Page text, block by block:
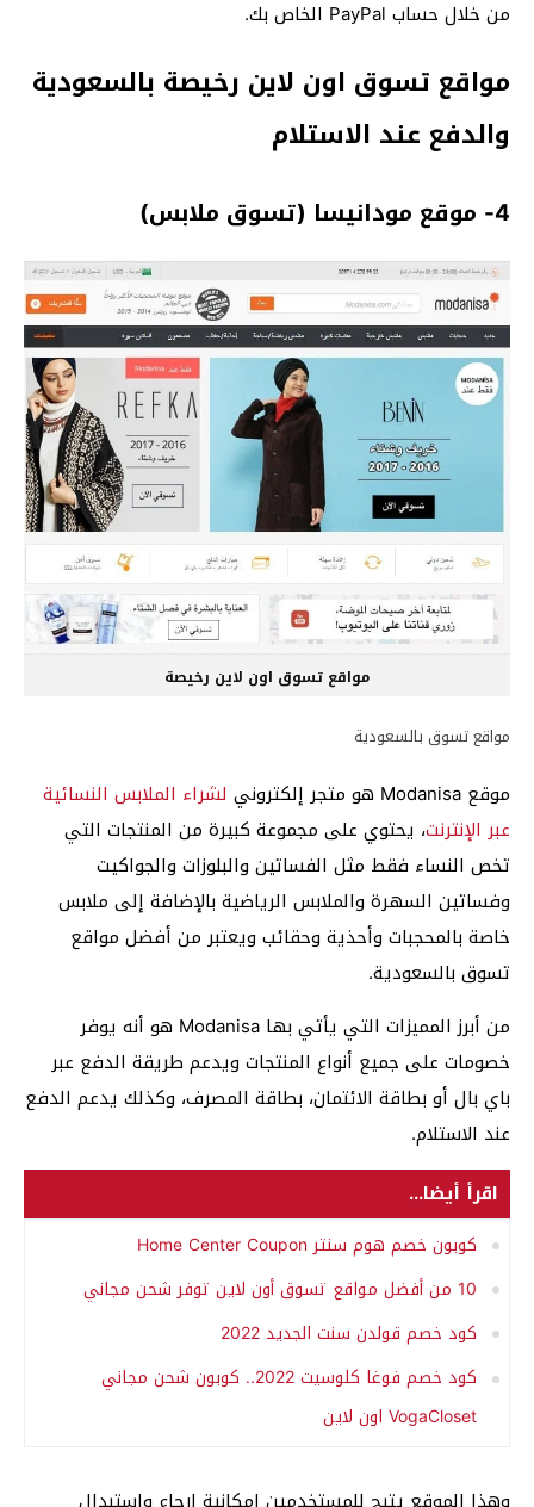
من خلال حساب PayPal الخاص بك.
مواقع تسوق اون لاين رخيصة بالسعودية
والدفع عند الاستلام
4- موقع مودانيسا (تسوق ملابس)
مواقع تسوق اون لاين رخيصة
مواقع تسوق بالسعودية
موقع Modanisa هو متجر إلكتروني
لشراء الملابس النسائية
عبر الإنترنت، يحتوي على مجموعة كبيرة من المنتجات التي
تخص النساء فقط مثل الفساتين والبلوزات والجواكيت
وفساتين السهرة والملابس الرياضية بالإضافة إلى ملابس
خاصة بالمحجبات وأحذية وحقائب ويعتبر من أفضل مواقع
تسوق بالسعودية.
من أبرز المميزات التي يأتي بها Modanisa هو أنه يوفر
خصومات على جميع أنواع المنتجات ويدعم طريقة الدفع عبر
باي بال أو بطاقة الائتمان، بطاقة المصرف، وكذلك يدعم الدفع
عند الاستلام.
اقرأ أيضا...
كوبون خصم هوم سنتر Home Center Coupon
10 من أفضل مواقع تسوق أون لاين توفر شحن مجاني
كود خصم قولدن سنت الجديد 2022
كود خصم فوغا كلوسيت 2022.. كوبون شحن مجاني
VogaCloset اون لاين